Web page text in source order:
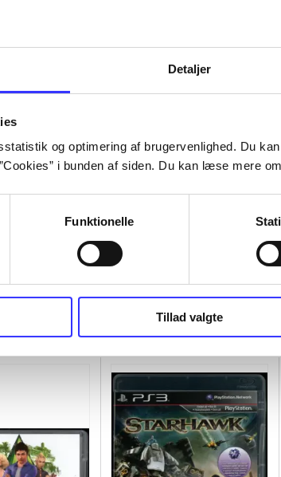
Detaljer
og optimering af brugervenlighed. Du
i bunden af siden. Du kan læse mere
Funktionelle
Tillad valgte